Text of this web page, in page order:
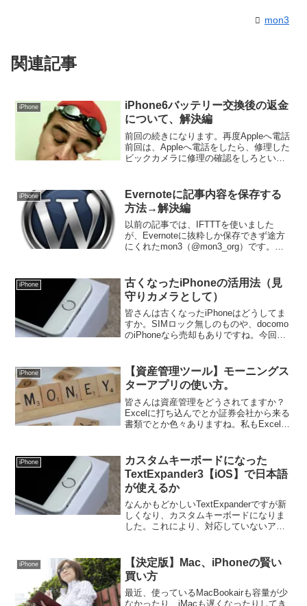
mon3
関連記事
iPhone
iPhone6バッテリー交換後の返金
について、解決編
前回の続きになります。再度Appleへ電話
前回は、Appleへ電話をしたら、修理した
ビックカメラに修理の確認をしろという
告書を入手したので、再度Appleへ電話し
た...
iPhone
Evernoteに記事内容を保存する
方法→解決編
以前の記事では、IFTTTを使いました
が、Evernoteに抜粋しか保存できず途方
にくれたmon3（@mon3_org）です。序
せんでした。外部からは色々制約があっ
て、...
iPhone
古くなったiPhoneの活用法（見
守りカメラとして）
皆さんは古くなったiPhoneはどうしてま
すか。SIMロック無しのものや、docomo
のiPhoneなら売却もありですね。今回は
的に新しいiPhoneにSIMを指...
iPhone
【資産管理ツール】モーニングス
ターアプリの使い方。
皆さんは資産管理をどうされてますか？
Excelに打ち込んでとか証券会社から来る
書類でとか色々ありますね。私もExcelを
えたのかとか、現在の収支などが分かり
づらく困って...
iPhone
カスタムキーボードになった
TextExpander3【iOS】で日本語
が使えるか
なんかもどかしいTextExpanderですが新
しくなり、カスタムキーボードになりま
した。これにより、対応していないアプ
さい。現在のところ、カスタムキーボー
ドとしては日...
iPhone
【決定版】Mac、iPhoneの賢い
買い方
最近、使っているMacBookairも容量が少
なかったり、iMacも遅くなったりしてき